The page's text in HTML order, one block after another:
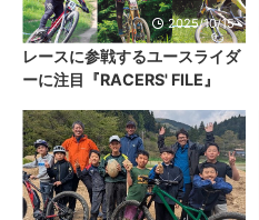
2025/10/15
レースに参戦するユースライダ
ーに注目『RACERS' FILE』